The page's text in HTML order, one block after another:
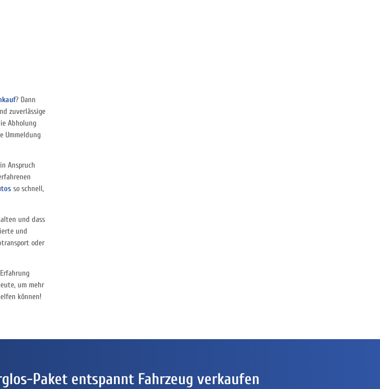
? Dann
zuverlässige
Abholung
Ummeldung
Anspruch
so schnell,
und dass
und
oder
um mehr
können!
Paket entspannt Fahrzeug verkaufen